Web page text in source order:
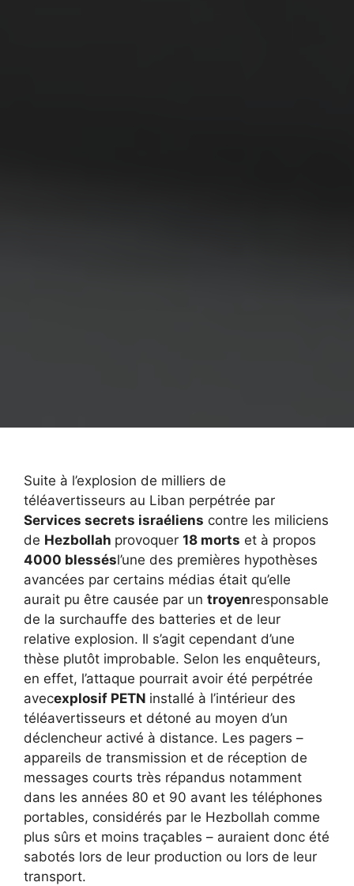
Suite à l’explosion de milliers de
téléavertisseurs au Liban perpétrée par
Services secrets israéliens contre les miliciens
de Hezbollah provoquer 18 morts et à propos
4000 blessésl’une des premières hypothèses
avancées par certains médias était qu’elle
aurait pu être causée par un troyenresponsable
de la surchauffe des batteries et de leur
relative explosion. Il s’agit cependant d’une
thèse plutôt improbable. Selon les enquêteurs,
en effet, l’attaque pourrait avoir été perpétrée
avecexplosif PETN installé à l’intérieur des
téléavertisseurs et détoné au moyen d’un
déclencheur activé à distance. Les pagers –
appareils de transmission et de réception de
messages courts très répandus notamment
dans les années 80 et 90 avant les téléphones
portables, considérés par le Hezbollah comme
plus sûrs et moins traçables – auraient donc été
sabotés lors de leur production ou lors de leur
transport.